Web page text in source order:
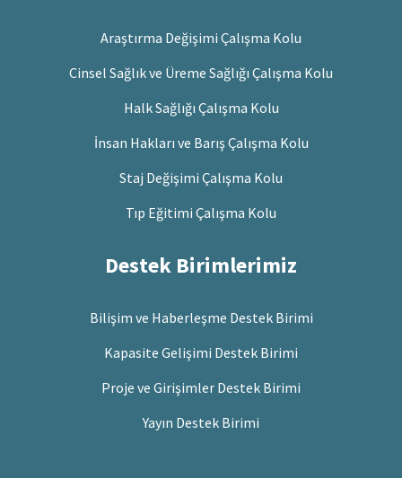
Araştırma Değişimi Çalışma Kolu
Cinsel Sağlık ve Üreme Sağlığı Çalışma Kolu
Halk Sağlığı Çalışma Kolu
İnsan Hakları ve Barış Çalışma Kolu
Staj Değişimi Çalışma Kolu
Tıp Eğitimi Çalışma Kolu
Destek Birimlerimiz
Bilişim ve Haberleşme Destek Birimi
Kapasite Gelişimi Destek Birimi
Proje ve Girişimler Destek Birimi
Yayın Destek Birimi